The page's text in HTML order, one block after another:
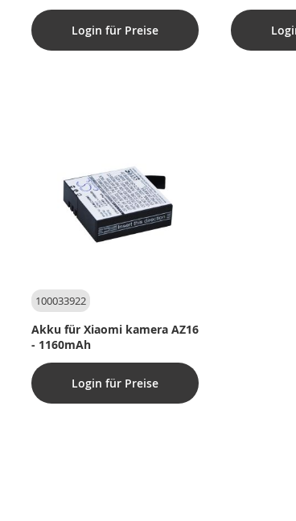
Login für Preise
100033922
Akku für Xiaomi kamera AZ16
- 1160mAh
Login für Preise